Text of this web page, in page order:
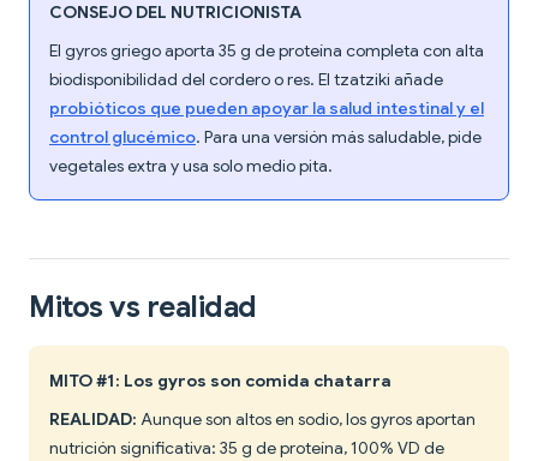
CONSEJO DEL NUTRICIONISTA
El gyros griego aporta 35 g de proteína completa con alta
biodisponibilidad del cordero o res. El tzatziki añade
probióticos que pueden apoyar la salud intestinal y el
control glucémico. Para una versión más saludable, pide
vegetales extra y usa solo medio pita.
Mitos vs realidad
MITO #1: Los gyros son comida chatarra
REALIDAD: Aunque son altos en sodio, los gyros aportan
nutrición significativa: 35 g de proteína, 100% VD de